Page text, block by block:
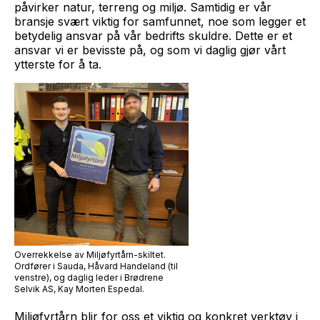
påvirker natur, terreng og miljø. Samtidig er vår
bransje svært viktig for samfunnet, noe som legger et
betydelig ansvar på vår bedrifts skuldre. Dette er et
ansvar vi er bevisste på, og som vi daglig gjør vårt
ytterste for å ta.
Overrekkelse av Miljøfyrtårn-skiltet.
Ordfører i Sauda, Håvard Handeland (til
venstre), og daglig leder i Brødrene
Selvik AS, Kay Morten Espedal.
Miljøfyrtårn blir for oss et viktig og konkret verktøy i